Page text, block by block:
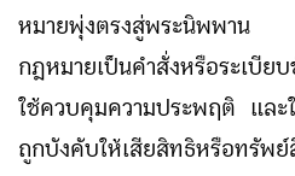
หมายพุ่งตรงสู่พระนิพพาน
กฎหมายเป็นคำสั่งหรือระเบี
ใช้ควบคุมความประพฤติ แล
ถูกบังคับให้เสียสิทธิหรือทรัพ